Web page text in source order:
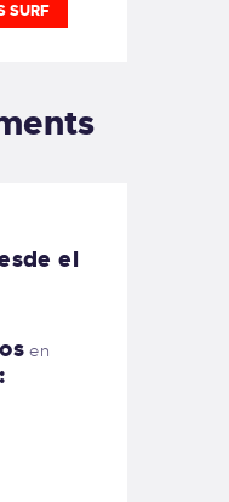
SURF
el
en